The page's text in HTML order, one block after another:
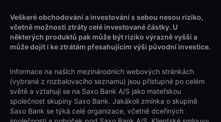
Veškeré obchodování a investování s sebou nesou riziko,
včetně možnosti ztráty celé investované částky. U
některých produktů pak může být riziko výrazně vyšší a
může dojít i ke ztrátám přesahujícím výši původní investice.
Informace na našich mezinárodních webových stránkách
(vybrané z rozbalovacího seznamu) jsou přístupné po celém
světě a vztahují se na Saxo Bank A/S jako mateřskou
společnost skupiny Saxo Bank. Jakákoli zmínka o skupině
Saxo Bank se týká celé organizace, včetně dceřiných